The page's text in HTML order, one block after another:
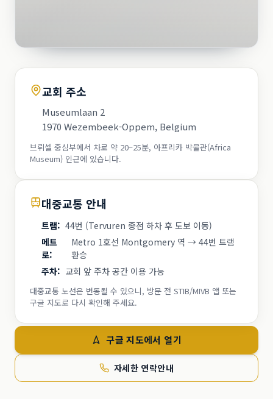
교회 주소
Museumlaan 2
1970 Wezembeek-Oppem, Belgium
브뤼셀 중심부에서 차로 약 20–25분, 아프리카 박물관(Africa
Museum) 인근에 있습니다.
대중교통 안내
트램: 44번 (Tervuren 종점 하차 후 도보 이동)
메트
로:
Metro 1호선 Montgomery 역 → 44번 트램
환승
주차: 교회 앞 주차 공간 이용 가능
대중교통 노선은 변동될 수 있으니, 방문 전 STIB/MIVB 앱 또는
구글 지도로 다시 확인해 주세요.
구글 지도에서 열기
자세한 연락안내